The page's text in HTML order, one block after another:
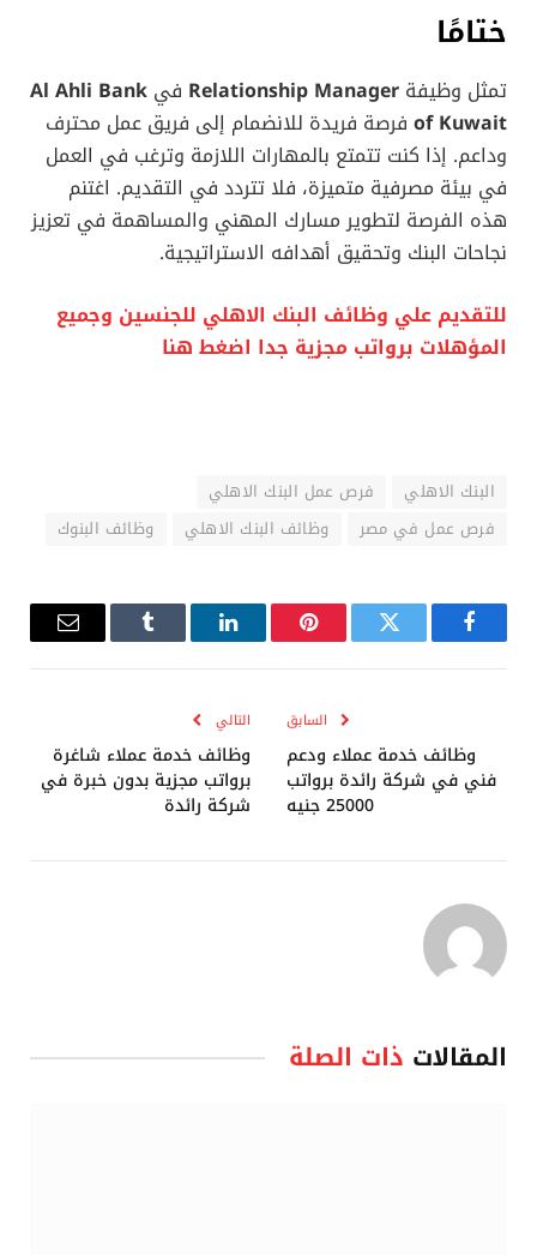
ختامًا
تمثل وظيفة Relationship Manager في Al Ahli Bank
of Kuwait فرصة فريدة للانضمام إلى فريق عمل محترف
وداعم. إذا كنت تتمتع بالمهارات اللازمة وترغب في العمل
في بيئة مصرفية متميزة، فلا تتردد في التقديم. اغتنم
هذه الفرصة لتطوير مسارك المهني والمساهمة في تعزيز
نجاحات البنك وتحقيق أهدافه الاستراتيجية.
للتقديم علي وظائف البنك الاهلي للجنسين وجميع
المؤهلات برواتب مجزية جدا اضغط هنا
البنك الاهلي
فرص عمل البنك الاهلي
فرص عمل في مصر
وظائف البنك الاهلي وظائف البنوك
فيسبوك تويتر بينتيريستلينكدإن Tumblr
البريد
السابق
وظائف خدمة عملاء ودعم
فني في شركة رائدة برواتب
25000 جنيه
التالي
وظائف خدمة عملاء شاغرة
برواتب مجزية بدون خبرة في
شركة رائدة
المقالات ذات الصلة